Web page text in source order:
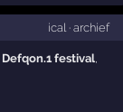
ical· archief
Defqon.1 festival,